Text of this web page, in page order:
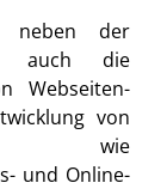
neben der
auch die
Webseiten-
von
wie
und Online-